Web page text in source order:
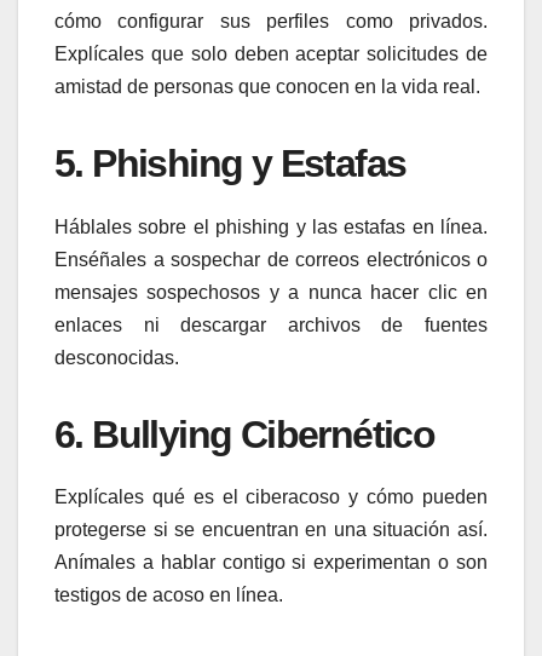
cómo configurar sus perfiles como privados.
Explícales que solo deben aceptar solicitudes de
amistad de personas que conocen en la vida real.
5. Phishing y Estafas
Háblales sobre el phishing y las estafas en línea.
Enséñales a sospechar de correos electrónicos o
mensajes sospechosos y a nunca hacer clic en
enlaces ni descargar archivos de fuentes
desconocidas.
6. Bullying Cibernético
Explícales qué es el ciberacoso y cómo pueden
protegerse si se encuentran en una situación así.
Anímales a hablar contigo si experimentan o son
testigos de acoso en línea.